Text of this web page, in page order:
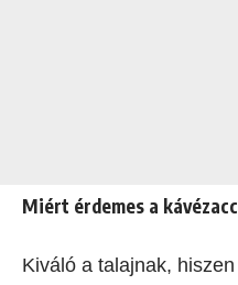
Miért érdemes a
Kiváló a talajnak,